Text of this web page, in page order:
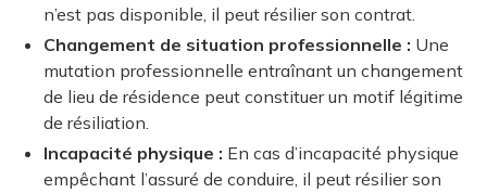
n’est pas disponible, il peut résilier son contrat.
Changement de situation professionnelle : Une
mutation professionnelle entraînant un changement
de lieu de résidence peut constituer un motif légitime
de résiliation.
Incapacité physique : En cas d’incapacité physique
empêchant l’assuré de conduire, il peut résilier son